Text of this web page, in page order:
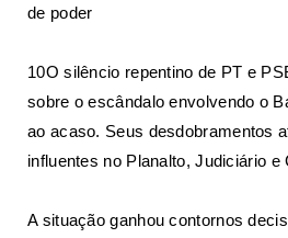
de poder
10O silêncio repentino de PT e
sobre o escândalo envolvendo o
ao acaso. Seus desdobramentos
influentes no Planalto, Judiciário e
A situação ganhou contornos